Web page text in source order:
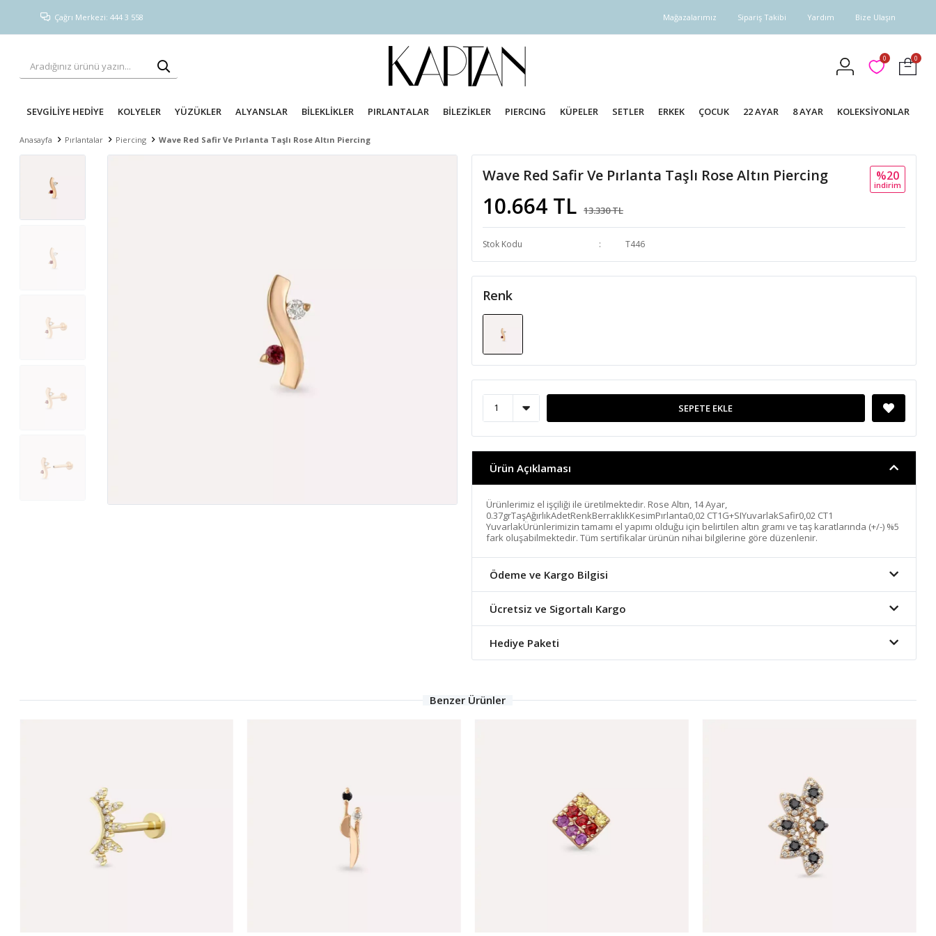
Çağrı Merkezi: 444 3 558 Mağazalarımız Sipariş Takibi Yardım Bize Ulaşın
0 0
SEVGİLİYE HEDİYE KOLYELER YÜZÜKLER ALYANSLAR BİLEKLİKLER PIRLANTALAR BİLEZİKLER PIERCING KÜPELER SETLER ERKEK ÇOCUK 22 AYAR 8 AYAR KOLEKSİYONLAR
Anasayfa Pırlantalar Piercing Wave Red Safir Ve Pırlanta Taşlı Rose Altın Piercing
Wave Red Safir Ve Pırlanta Taşlı Rose Altın Piercing
10.664 TL 13.330 TL
%20
i̇ndi̇ri̇m
Stok Kodu T446
Renk
SEPETE EKLE
Ürün Açıklaması
Ürünlerimiz el işçiliği ile üretilmektedir. Rose Altın, 14 Ayar,
0.37grTaşAğırlıkAdetRenkBerraklıkKesimPırlanta0,02 CT1G+SIYuvarlakSafir0,02 CT1
YuvarlakÜrünlerimizin tamamı el yapımı olduğu için belirtilen altın gramı ve taş karatlarında (+/-) %5
fark oluşabilmektedir. Tüm sertifikalar ürünün nihai bilgilerine göre düzenlenir.
Ödeme ve Kargo Bilgisi
Ücretsiz ve Sigortalı Kargo
Hediye Paketi
Benzer Ürünler